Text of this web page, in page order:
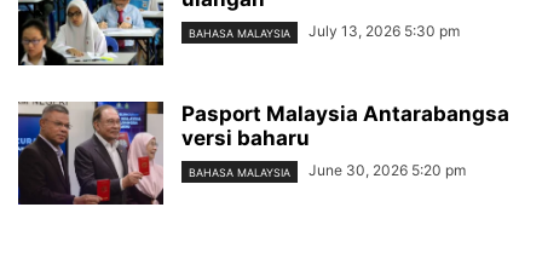
BAHASA MALAYSIA July 13, 2026 5:30 pm
Pasport Malaysia Antarabangsa
versi baharu
BAHASA MALAYSIA June 30, 2026 5:20 pm